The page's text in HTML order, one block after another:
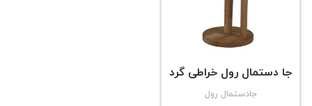
جا دستمال رول خراطی گرد
جادستمال رول